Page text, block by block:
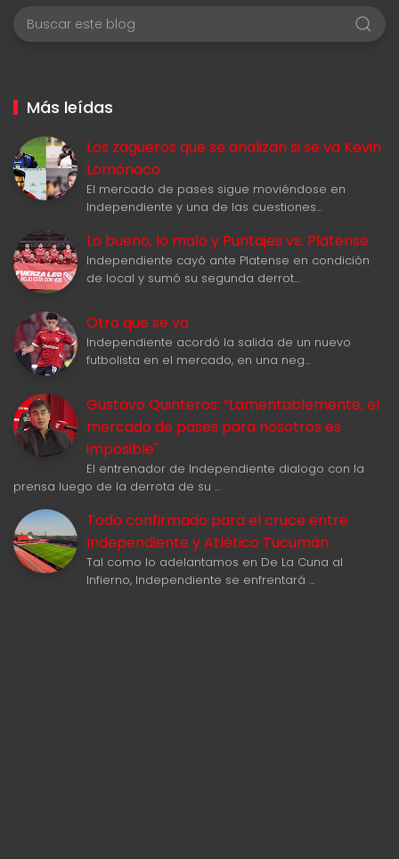
Más leídas
Los zagueros que se analizan si se va Kevin
Lomónaco
El mercado de pases sigue moviéndose en
Independiente y una de las cuestiones…
Lo bueno, lo malo y Puntajes vs. Platense
Independiente cayó ante Platense en condición
de local y sumó su segunda derrot…
Otro que se va
Independiente acordó la salida de un nuevo
futbolista en el mercado, en una neg…
Gustavo Quinteros: “Lamentablemente, el
mercado de pases para nosotros es
imposible"
El entrenador de Independiente dialogo con la
prensa luego de la derrota de su …
Todo confirmado para el cruce entre
Independiente y Atlético Tucumán
Tal como lo adelantamos en De La Cuna al
Infierno, Independiente se enfrentará …